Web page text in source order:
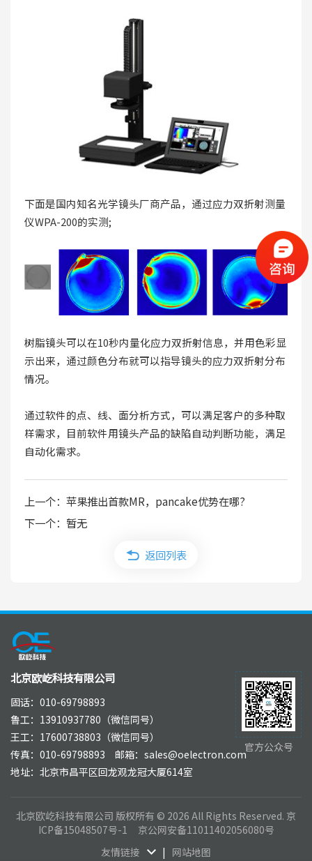
下面是国内知名光学镜头厂商产品，通过应力双折射测量
仪WPA-200的实测;
树脂镜头可以在10秒内量化应力双折射信息，并用色彩显
示出来，通过颜色分布就可以指导镜头的应力双折射分布
情况。
通过软件的点、线、面分析方式，可以满足客户的多种取
样需求，目前软件用镜头产品的缺陷自动判断功能，满足
自动化需求。
上一个： 苹果推出首款MR，pancake优势在哪?
下一个： 暂无
返回列表
北京欧屹科技有限公司
固话：010-69798893
鲁工：13910937780（微信同号）
王工：17600738803（微信同号）
传真：010-69798893 邮箱：sales@oelectron.com
地址：北京市昌平区回龙观龙冠大厦614室
官方公众号
北京欧屹科技有限公司 版权所有 © 2026 All Rights Reserved. 京
ICP备15048507号-1
京公网安备11011402056080号
友情链接
| 网站地图